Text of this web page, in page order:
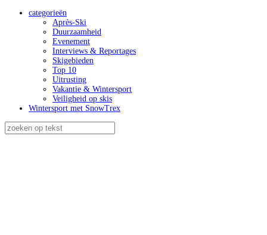
categorieën
Après-Ski
Duurzaamheid
Evenement
Interviews & Reportages
Skigebieden
Top 10
Uitrusting
Vakantie & Wintersport
Veiligheid op skis
Wintersport met SnowTrex